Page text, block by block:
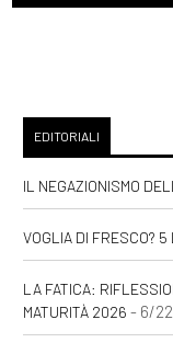
EDITORIALI
IL NEGAZIONISMO
VOGLIA DI FRESCO? 5
LA FATICA:
MATURITÀ 2026 - 6/